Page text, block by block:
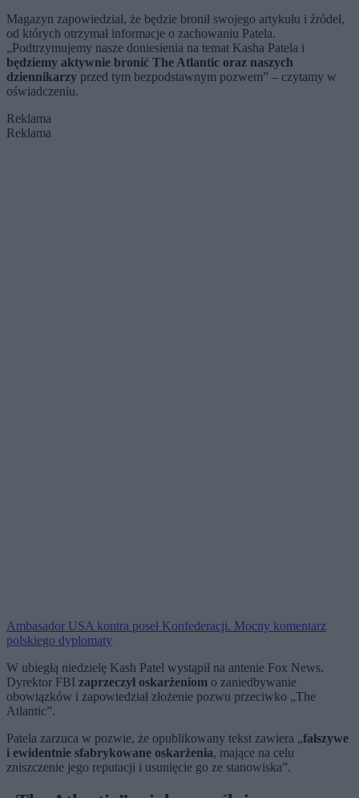
Magazyn zapowiedział, że będzie bronił swojego artykułu i źródeł,
od których otrzymał informacje o zachowaniu Patela.
„Podtrzymujemy nasze doniesienia na temat Kasha Patela i
będziemy aktywnie bronić The Atlantic oraz naszych
dziennikarzy przed tym bezpodstawnym pozwem” – czytamy w
oświadczeniu.
Reklama
Reklama
Ambasador USA kontra poseł Konfederacji. Mocny komentarz
polskiego dyplomaty
W ubiegłą niedzielę Kash Patel wystąpił na antenie Fox News.
Dyrektor FBI zaprzeczył oskarżeniom o zaniedbywanie
obowiązków i zapowiedział złożenie pozwu przeciwko „The
Atlantic”.
Patela zarzuca w pozwie, że opublikowany tekst zawiera „fałszywe
i ewidentnie sfabrykowane oskarżenia, mające na celu
zniszczenie jego reputacji i usunięcie go ze stanowiska”.